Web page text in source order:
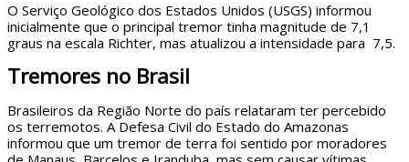
O Serviço Geológico dos Estados Unidos (USGS) informou
inicialmente que o principal tremor tinha magnitude de 7,1
graus na escala Richter, mas atualizou a intensidade para 7,5.
Tremores no Brasil
Brasileiros da Região Norte do país relataram ter percebido
os terremotos. A Defesa Civil do Estado do Amazonas
informou que um tremor de terra foi sentido por moradores